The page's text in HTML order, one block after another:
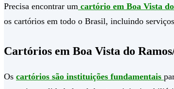
Precisa encontrar um cartório em Boa Vista
os cartórios em todo o Brasil, incluindo
Cartórios em Boa Vista do
Os cartórios são instituições fundamentais